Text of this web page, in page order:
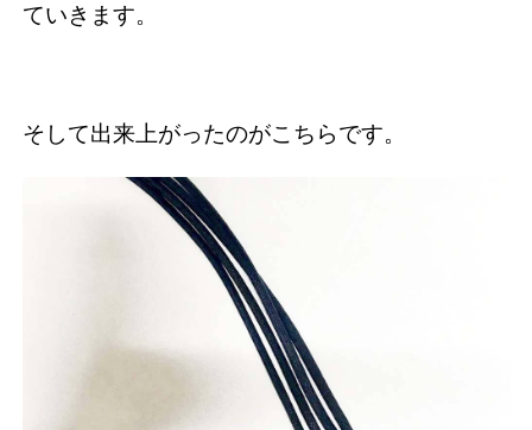
ていきます。
そして出来上がったのがこちらです。